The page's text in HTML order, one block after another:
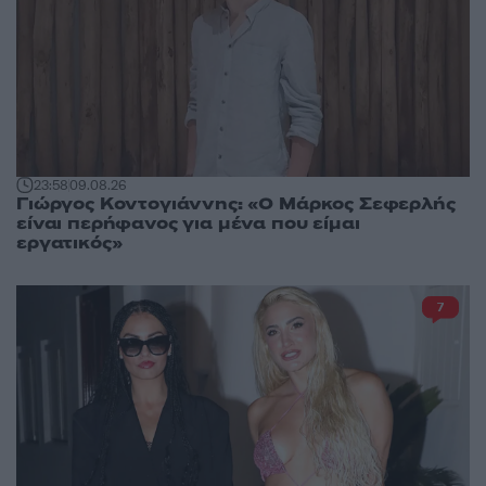
23:5809.08.26
Γιώργος Κοντογιάννης: «Ο Μάρκος Σεφερλής
είναι περήφανος για μένα που είμαι
εργατικός»
7